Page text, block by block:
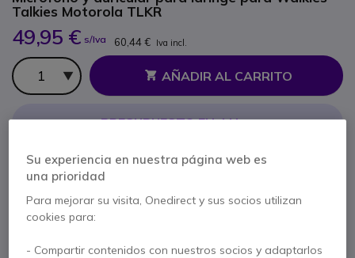
Talkies Motorola TLKR
49,95 € s/Iva 60,44 € Iva incl.
Cantidad
AÑADIR AL CARRITO
PRESUPUESTO EN 4 H
No está disponible
3 meses de garantíadel fabricante
Paga en 3 pagos de
Su experiencia en nuestra página web es
una prioridad
Para mejorar su visita, Onedirect y sus socios utilizan
cookies para:
- Compartir contenidos con nuestros socios y adaptarlos